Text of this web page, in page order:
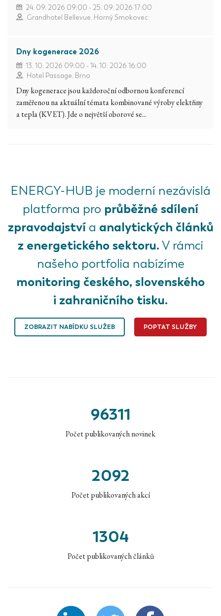
24. 09. 2026 09:00 - 25. 09. 2026 17:00
Grandhotel Bellevue, Horný Smokovec
Dny kogenerace 2026
13. 10. 2026 09:00 - 14. 10. 2026 16:00
Hotel Passage, Brno
Dny kogenerace jsou každoroční odbornou konferencí
zaměřenou na aktuální témata kombinované výroby elektřiny
a tepla (KVET). Jde o největší oborové se...
ENERGY-HUB je moderní nezávislá
platforma pro průběžné sdílení
zpravodajstvía analytických článků
z energetického sektoru. V rámci
našeho portfolia nabízíme
monitoring českého, slovenského
i zahraničního tisku.
ZOBRAZIT NABÍDKU SLUŽEB POPTAT SLUŽBY
96311
Počet publikovaných novinek
2092
Počet publikovaných akcí
1304
Počet publikovaných článků